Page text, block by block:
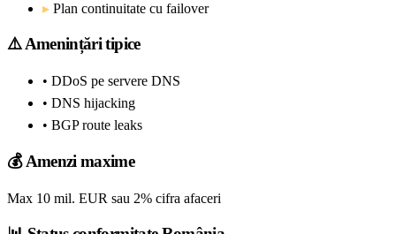
▸ Plan continuitate cu failover
⚠️Amenințări tipice
• DDoS pe servere DNS
• DNS hijacking
• BGP route leaks
💰Amenzi maxime
Max 10 mil. EUR sau 2% cifra afaceri